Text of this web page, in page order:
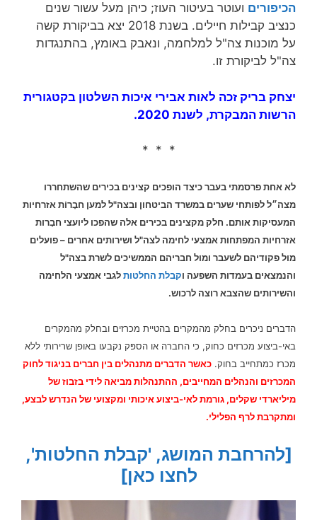
הכיפורים ועוטר בעיטור העוז; כיהן מעל עשור שנים
כנציב קבילות חיילים. בשנת 2018 יצא בביקורת קשה
על מוכנות צה"ל למלחמה, ונאבק באומץ, בהתנגדות
צה"ל לביקורת זו.
יצחק בריק זכה לאות אבירי איכות השלטון בקטגורית
הרשות המבקרת, לשנת 2020.
* * *
לא אחת פרסמתי בעבר כיצד הופכים קצינים בכירים שהשתחררו
מצה״ל לפותחי שערים במשרד הביטחון ובצה"ל למען חבָרוֹת אזרחיות
המעסיקות אותם. חלק מקצינים בכירים אלה שהפכו ליועצי חבָרות
אזרחיות המפתחות אמצעי לחימה לצה"ל ושירותים אחרים – פועלים
מול פקודיהם לשעבר ומול חבריהם הממשיכים לשרת בצה"ל
והנמצאים בעמדות השפעה וקבלת החלטותלגבי אמצעי הלחימה
והשירותים שהצבא רוצה לרכוש.
הדברים ניכרים בחלק מהמקרים בהטיית מכרזים ובחלק מהמקרים
באי-ביצוע מכרזים כחוק, כי החברה או הספּק נקבעו באופן שרירותי ללא
מכרז כמתחייב בחוק. כאשר הדברים מתנהלים בין חברים בניגוד לחוק
המכרזים והנהלים המחייבים, ההתנהלות מביאה לידי בזבוז של
מיליארדי שקלים, גורמת לאי-ביצוע איכותי ומקצועי של הנדרש לבצע,
ומתקרבת לרף הפלילי.
[להרחבת המושג, 'קבלת החלטות',
לחצו כאן]